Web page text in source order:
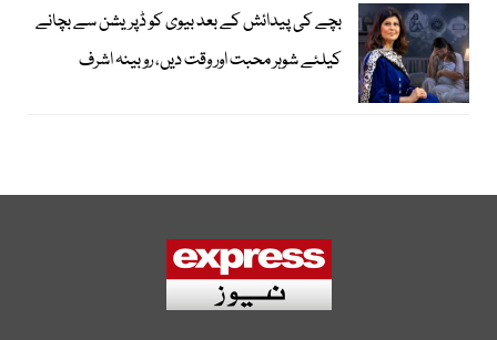
بچے کی پیدائش کے بعد بیوی کو ڈپریشن سے بچانے
کیلئے شوہر محبت اور وقت دیں، روبینہ اشرف